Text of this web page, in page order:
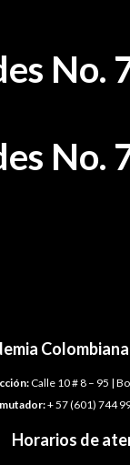
No.
No.
Calle 10 # 8 – 95 |
+ 57 (601) 744
Horarios de